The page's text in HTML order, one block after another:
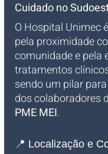
Cuidado no
O Hospital Unimec
pela proximidade
comunidade e pela
tratamentos
sendo um pilar
dos colaboradores
PME MEI.
📍 Localização e